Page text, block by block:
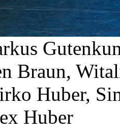
Braun,
Huber,
Huber